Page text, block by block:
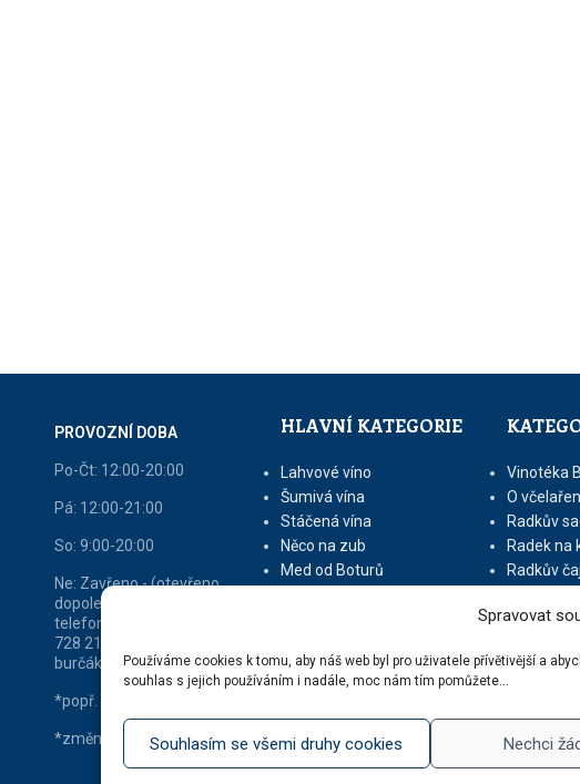
Spravovat
Používáme cookies k tomu, aby náš web byl pro uživatele přívětivější a
souhlas s jejich používáním i nadále, moc nám tím pomůžete...
Souhlasím se všemi druhy cookies Nechci
PROVOZNÍ DOBA
Po-Čt: 12:00-20:00
Pá: 12:00-21:00
So: 9:00-20:00
Ne: Zavřeno - (otevřeno
dopoledne nebo dle
telefonické domluvy na tel
728 213 216 - v sezóně
burčáků otevřeno 9 - 16)
*popř. dle tel. domluvy
*změna vyhrazena
HLAVNÍ KATEGORIE
Lahvové víno
Šumivá vína
Stáčená vína
Něco na zub
Med od Boturů
Vinotéka
O
Radkův
Radek na
Radkův